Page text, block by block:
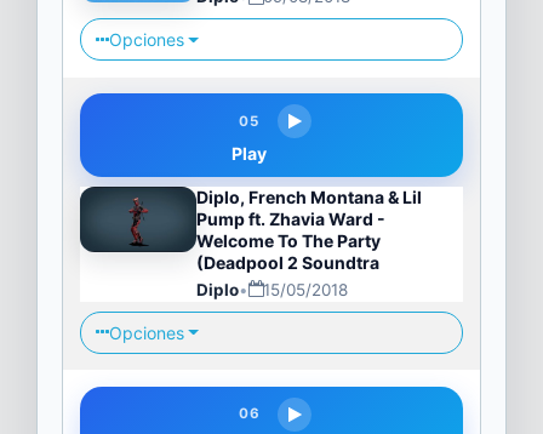
Opciones
05
Play
Diplo, French Montana & Lil
Pump ft. Zhavia Ward -
Welcome To The Party
(Deadpool 2 Soundtra
Diplo• 15/05/2018
Opciones
06